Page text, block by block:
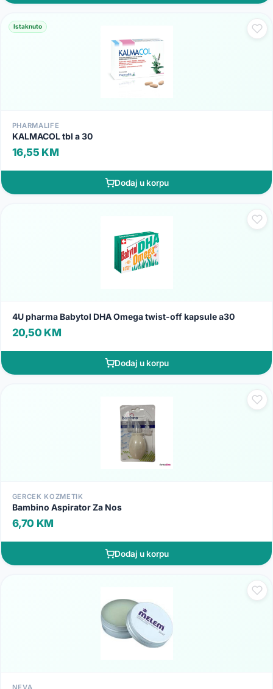
Istaknuto
PHARMALIFE
KALMACOL tbl a 30
16,55 KM
Dodaj u korpu
4U pharma Babytol DHA Omega twist-off kapsule a30
20,50 KM
Dodaj u korpu
GERCEK KOZMETIK
Bambino Aspirator Za Nos
6,70 KM
Dodaj u korpu
NEVA